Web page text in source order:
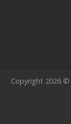
Copyright 2026 ©